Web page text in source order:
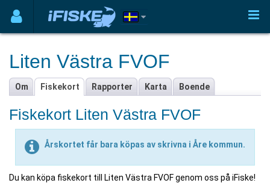
Liten Västra FVOF
Om Fiskekort Rapporter Karta Boende
Fiskekort Liten Västra FVOF
Årskortet får bara köpas av skrivna i Åre kommun.
Du kan köpa fiskekort till Liten Västra FVOF genom oss på iFiske!